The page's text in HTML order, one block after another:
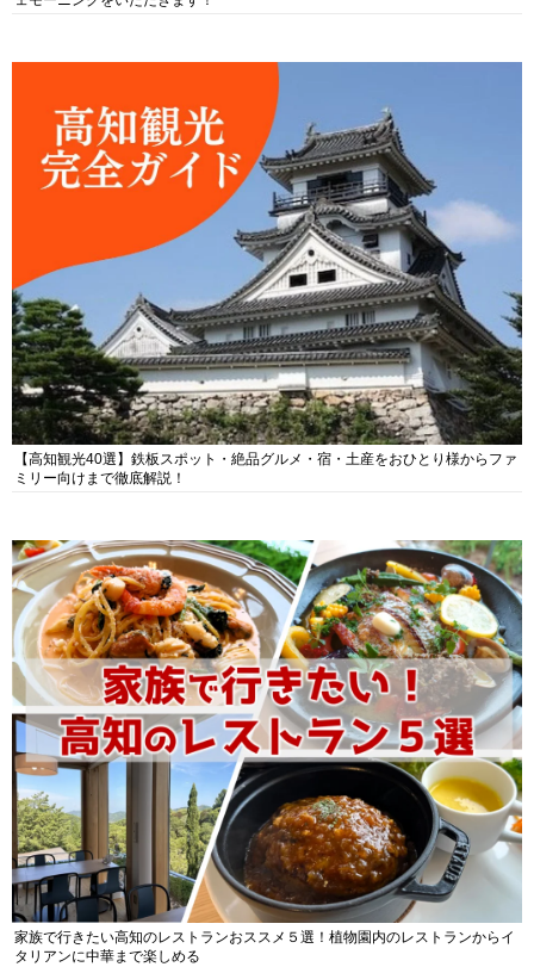
【高知観光40選】鉄板スポット・絶品グルメ・宿・土産をおひとり様からファ
ミリー向けまで徹底解説！
家族で行きたい高知のレストランおススメ５選！植物園内のレストランからイ
タリアンに中華まで楽しめる